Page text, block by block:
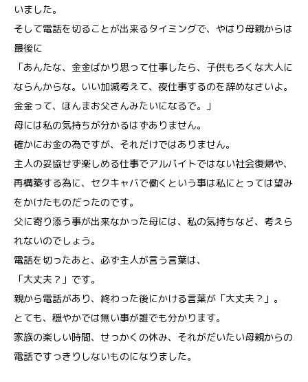
いました。
そして電話を切ることが出来るタイミングで、やはり母親からは
最後に
「あんたな、金金ばかり思って仕事したら、子供もろくな大人に
ならんからな。いい加減考えて、夜仕事するのを辞めなさいよ。
金金って、ほんまお父さんみたいになるで。」
母には私の気持ちが分かるはずありません。
確かにお金の為ですが、それだけではありません。
主人の妥協せず楽しめる仕事でアルバイトではない社会復帰や、
再構築する為に、セクキャバで働くという事は私にとっては望み
をかけたものだったのです。
父に寄り添う事が出来なかった母には、私の気持ちなど、考えら
れないのでしょう。
電話を切ったあと、必ず主人が言う言葉は、
「大丈夫？」です。
親から電話があり、終わった後にかける言葉が「大丈夫？」。
とても、穏やかでは無い事が誰でも分かります。
家族の楽しい時間、せっかくの休み、それがだいたい母親からの
電話ですっきりしないものになりました。